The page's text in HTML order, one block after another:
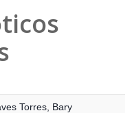
Torres, Bary